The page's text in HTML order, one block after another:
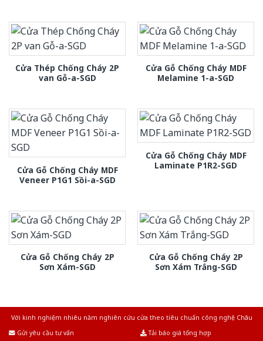
Cửa Thép Chống Cháy 2P
van Gỗ-a-SGD
Cửa Gỗ Chống Cháy MDF
Melamine 1-a-SGD
Cửa Gỗ Chống Cháy MDF
Veneer P1G1 Sồi-a-SGD
Cửa Gỗ Chống Cháy MDF
Laminate P1R2-SGD
Cửa Gỗ Chống Cháy 2P
Sơn Xám-SGD
Cửa Gỗ Chống Cháy 2P
Sơn Xám Trắng-SGD
Với kinh nghiệm nhiêu năm nghiên cứu cửa theo tiêu chuẩn công nghệ Châu
Gửi yêu cầu tư vấn
Tải báo giá tổng hợp